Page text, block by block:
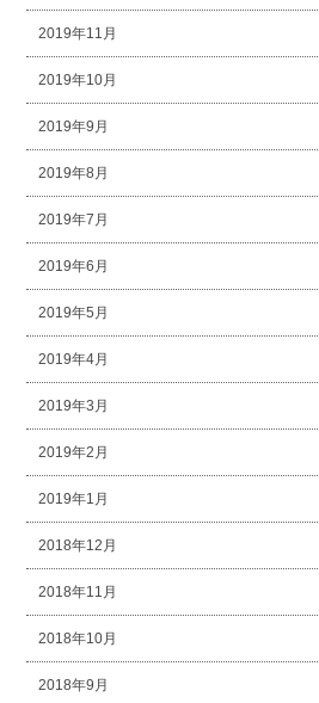
2019年11月
2019年10月
2019年9月
2019年8月
2019年7月
2019年6月
2019年5月
2019年4月
2019年3月
2019年2月
2019年1月
2018年12月
2018年11月
2018年10月
2018年9月